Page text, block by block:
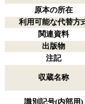
原本の所在
利用可能な代替方
関連資料
出版物
注記
収蔵名称
識別記号(内部用)